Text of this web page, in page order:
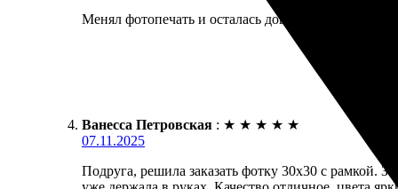
Менял фотопечать и осталась довольна! Отличное
Ванесса Петровская : ★ ★ ★ ★ ★
07.11.2025
Подруга, решила заказать фотку 30х30 с рамкой.